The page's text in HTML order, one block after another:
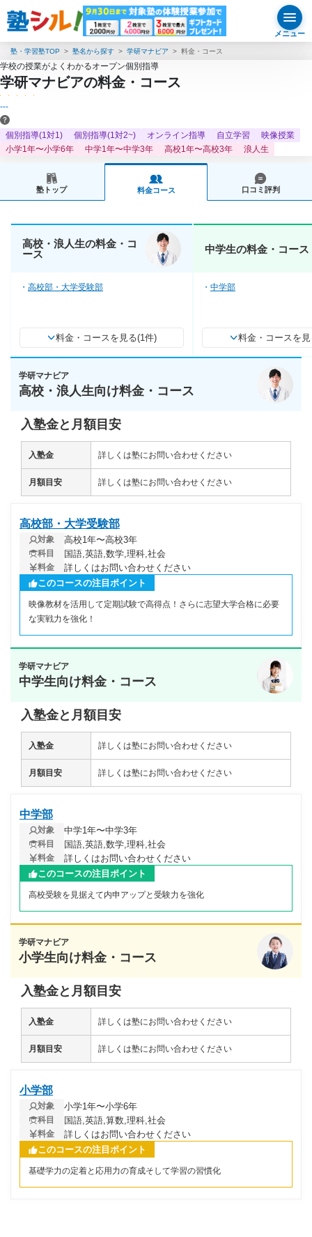
メニュー
塾・学習塾TOP 塾名から探す 学研マナビア 料金・コース
学校の授業がよくわかるオープン個別指導
学研マナビアの料金・コース
---
個別指導(1対1) 個別指導(1対2~) オンライン指導 自立学習
映像授業
小学1年〜小学6年
中学1年〜中学3年 高校1年〜高校3年 浪人生
塾トップ 料金コース 口コミ評判
高校・浪人生の料金・コ
ース
高校部・大学受験部
料金・コースを見る(1件)
中学生の料金・コース
中学部
料金・コースを
学研マナビア
高校・浪人生向け料金・コース
入塾金と月額目安
入塾金 詳しくは塾にお問い合わせください
月額目安 詳しくは塾にお問い合わせください
高校部・大学受験部
対象 高校1年〜高校3年
科目 国語,英語,数学,理科,社会
料金
詳しくはお問い合わせください
このコースの注目ポイント
映像教材を活用して定期試験で高得点！さらに志望大学合格に必要
な実戦力を強化！
学研マナビア
中学生向け料金・コース
入塾金と月額目安
入塾金 詳しくは塾にお問い合わせください
月額目安 詳しくは塾にお問い合わせください
中学部
対象 中学1年〜中学3年
科目 国語,英語,数学,理科,社会
料金
詳しくはお問い合わせください
このコースの注目ポイント
高校受験を見据えて内申アップと受験力を強化
学研マナビア
小学生向け料金・コース
入塾金と月額目安
入塾金 詳しくは塾にお問い合わせください
月額目安 詳しくは塾にお問い合わせください
小学部
対象 小学1年〜小学6年
科目 国語,英語,算数,理科,社会
料金
詳しくはお問い合わせください
このコースの注目ポイント
基礎学力の定着と応用力の育成そして学習の習慣化